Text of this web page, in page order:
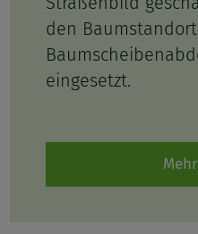
den
eingesetzt.